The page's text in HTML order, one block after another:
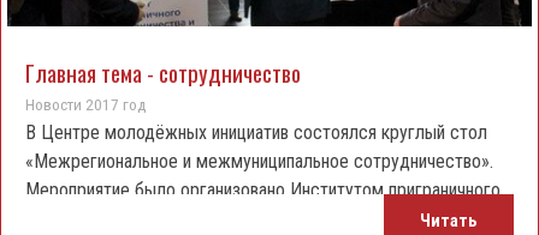
Главная тема - сотрудничество
Новости 2017 год
В Центре молодёжных инициатив состоялся круглый стол
«Межрегиональное и межмуниципальное сотрудничество».
Мероприятие было организовано Институтом приграничного
сотрудничества и интеграции совместно с Белгородским
Читать